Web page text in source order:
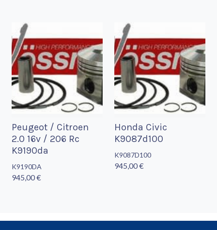
Peugeot / Citroen
2.0 16v / 206 Rc
K9190da
K9190DA
945,00 €
Honda Civic
K9087d100
K9087D100
945,00 €